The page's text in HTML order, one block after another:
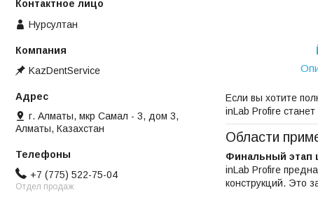
Если вы хотите
inLab Profire
Области
Финальный этап
inLab Profire
конструкций. Это
Нурсултан
KazDentService
г. Алматы, мкр Самал - 3, дом 3,
Алматы, Казахстан
+7 (775) 522-75-04
Отдел продаж